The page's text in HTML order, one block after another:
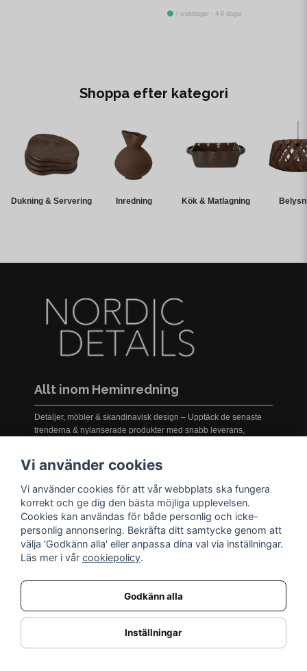
I webblager - 4-8 dagar
Shoppa efter kategori
Dukning & Servering Inredning Kök & Matlagning
Allt inom Heminredning
Detaljer, möbler & skandinavisk design – Upptäck de senaste
trenderna & nylanserade produkter med snabb leverans,
INFORMATION
Nyheter
Kampanjer
Varumärken
Vi använder cookies
Vi använder cookies för att vår webbplats ska fungera
korrekt och ge dig den bästa möjliga upplevelsen.
Cookies kan användas för både personlig och icke-
personlig annonsering. Bekräfta ditt samtycke genom att
välja 'Godkänn alla' eller anpassa dina val via inställningar.
Läs mer i vår cookiepolicy.
Godkänn alla
Inställningar